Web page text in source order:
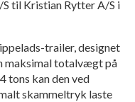
til Kristian Rytter A/S i
trailer, designet
maksimal totalvægt på
tons kan den ved
skammeltryk laste